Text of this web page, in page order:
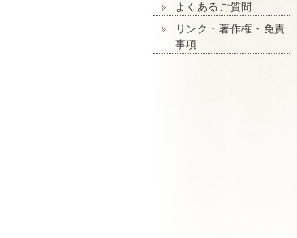
よくあるご質問
リンク・著作権・免責
事項